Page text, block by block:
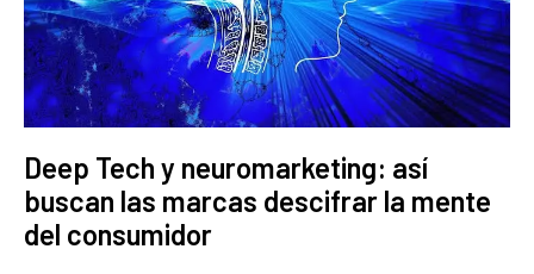
Deep Tech y neuromarketing: así
buscan las marcas descifrar la mente
del consumidor